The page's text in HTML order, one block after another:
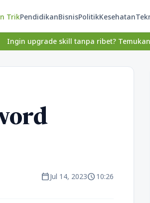
TrikPendidikanBisnisPolitikKesehatan
skill tanpa ribet? Temukan kelas
calendar_todayJul 14, 2023schedule10:26